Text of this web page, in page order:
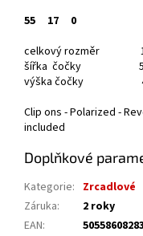
55
17 0
celkový rozměr
šířka čočky
výška čočky
Clip ons - Polarized -
included
Doplňkové
Kategorie: Zrcadlové
Záruka:
2 roky
EAN: